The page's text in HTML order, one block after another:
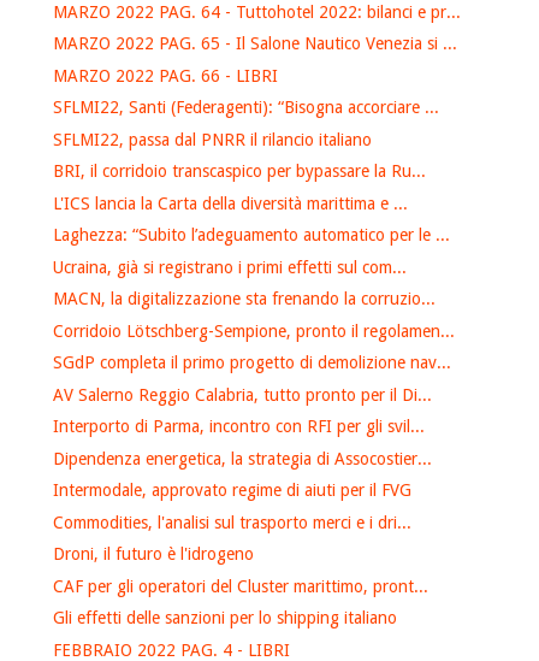
MARZO 2022 PAG. 64 - Tuttohotel 2022: bilanci e pr...
MARZO 2022 PAG. 65 - Il Salone Nautico Venezia si ...
MARZO 2022 PAG. 66 - LIBRI
SFLMI22, Santi (Federagenti): “Bisogna accorciare ...
SFLMI22, passa dal PNRR il rilancio italiano
BRI, il corridoio transcaspico per bypassare la Ru...
L'ICS lancia la Carta della diversità marittima e ...
Laghezza: “Subito l’adeguamento automatico per le ...
Ucraina, già si registrano i primi effetti sul com...
MACN, la digitalizzazione sta frenando la corruzio...
Corridoio Lötschberg-Sempione, pronto il regolamen...
SGdP completa il primo progetto di demolizione nav...
AV Salerno Reggio Calabria, tutto pronto per il Di...
Interporto di Parma, incontro con RFI per gli svil...
Dipendenza energetica, la strategia di Assocostier...
Intermodale, approvato regime di aiuti per il FVG
Commodities, l'analisi sul trasporto merci e i dri...
Droni, il futuro è l'idrogeno
CAF per gli operatori del Cluster marittimo, pront...
Gli effetti delle sanzioni per lo shipping italiano
FEBBRAIO 2022 PAG. 4 - LIBRI